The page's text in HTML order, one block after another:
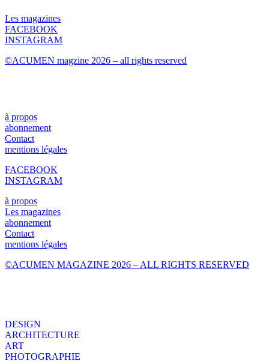
Les magazines
FACEBOOK
INSTAGRAM
©ACUMEN magzine 2026 – all rights reserved
à propos
abonnement
Contact
mentions légales
FACEBOOK
INSTAGRAM
à propos
Les magazines
abonnement
Contact
mentions légales
©ACUMEN MAGAZINE 2026 – ALL RIGHTS RESERVED
DESIGN
ARCHITECTURE
ART
PHOTOGRAPHIE